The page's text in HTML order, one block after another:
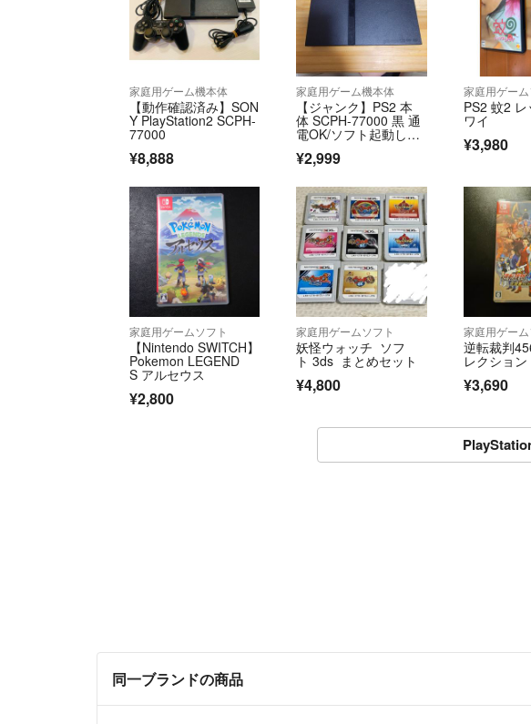
家庭用ゲーム機本体
【動作確認済み】SON
Y PlayStation2 SCPH-
77000
¥8,888
家庭用ゲーム機本体
【ジャンク】PS2 本
体 SCPH-77000 黒 通
電OK/ソフト起動しま
せん
¥2,999
家庭用ゲーム
PS2 蚊2
ワイ
¥3,980
家庭用ゲームソフト
【Nintendo SWITCH】
Pokemon LEGEND
S アルセウス
¥2,800
家庭用ゲームソフト
妖怪ウォッチ ソフ
ト 3ds まとめセット
¥4,800
家庭用ゲーム
逆転裁判
レクショ
¥3,690
同一ブランドの商品